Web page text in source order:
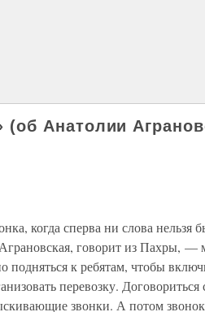
(об Анатолии
когда сперва ни слова нельзя
говорит из Пахры, —
к ребятам, чтобы
перевозку. Договориться
звонки. А потом звонок